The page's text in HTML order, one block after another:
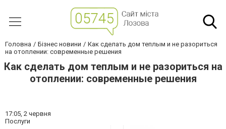
Головна Бізнес новини
Как сделать дом теплым и не разориться
на отоплении: современные решения
Как сделать дом теплым и не разориться на
отоплении: современные решения
17:05, 2 червня
Послуги